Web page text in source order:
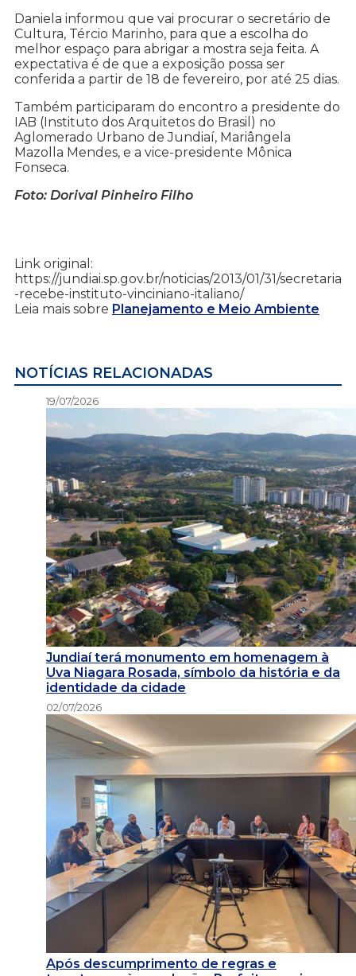
Daniela informou que vai procurar o secretário de
Cultura, Tércio Marinho, para que a escolha do
melhor espaço para abrigar a mostra seja feita. A
expectativa é de que a exposição possa ser
conferida a partir de 18 de fevereiro, por até 25 dias.
Também participaram do encontro a presidente do
IAB (Instituto dos Arquitetos do Brasil) no
Aglomerado Urbano de Jundiaí, Mariângela
Mazolla Mendes, e a vice-presidente Mônica
Fonseca.
Foto: Dorival Pinheiro Filho
Link original:
https://jundiai.sp.gov.br/noticias/2013/01/31/secretaria
-recebe-instituto-vinciniano-italiano/
Leia mais sobre Planejamento e Meio Ambiente
NOTÍCIAS RELACIONADAS
19/07/2026
Jundiaí terá monumento em homenagem à
Uva Niagara Rosada, símbolo da história e da
identidade da cidade
02/07/2026
Após descumprimento de regras e